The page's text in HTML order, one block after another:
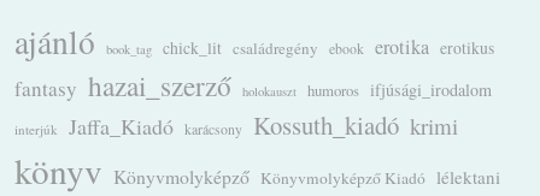
ajánló book_tag chick_lit családregény ebook erotika erotikus
fantasy hazai_szerző holokauszt humoros ifjúsági_irodalom
interjúk Jaffa_Kiadó karácsony Kossuth_kiadó krimi
könyv Könyvmolyképző Könyvmolyképző Kiadó lélektani